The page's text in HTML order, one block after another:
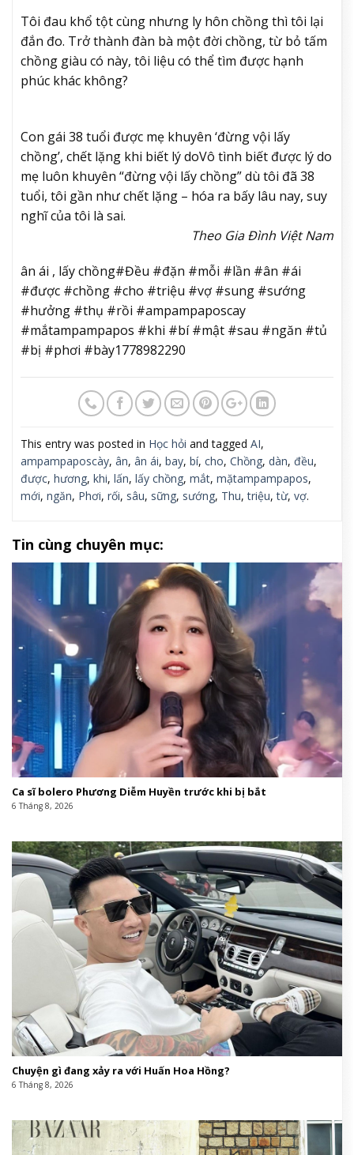
Tôi đau khổ tột cùng nhưng ly hôn chồng thì tôi lại
đắn đo. Trở thành đàn bà một đời chồng, từ bỏ tấm
chồng giàu có này, tôi liệu có thể tìm được hạnh
phúc khác không?
Con gái 38 tuổi được mẹ khuyên ‘đừng vội lấy
chồng’, chết lặng khi biết lý doVô tình biết được lý do
mẹ luôn khuyên “đừng vội lấy chồng” dù tôi đã 38
tuổi, tôi gần như chết lặng – hóa ra bấy lâu nay, suy
nghĩ của tôi là sai.
Theo Gia Đình Việt Nam
ân ái , lấy chồng#Đều #đặn #mỗi #lần #ân #ái
#được #chồng #cho #triệu #vợ #sung #sướng
#hưởng #thụ #rồi #ampampaposcay
#mắtampampapos #khi #bí #mật #sau #ngăn #tủ
#bị #phơi #bày1778982290
This entry was posted in Học hỏi and tagged AI,
ampampaposcày, ân, ân ái, bay, bí, cho, Chồng, dàn, đều,
được, hương, khi, lấn, lấy chồng, mắt, mặtampampapos,
mới, ngăn, Phơi, rối, sâu, sững, sướng, Thu,triệu,từ, vợ.
Tin cùng chuyên mục:
Ca sĩ bolero Phương Diễm Huyền trước khi bị bắt
6 Tháng 8, 2026
Chuyện gì đang xảy ra với Huấn Hoa Hồng?
6 Tháng 8, 2026